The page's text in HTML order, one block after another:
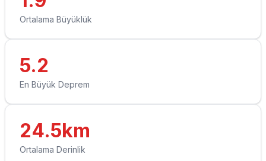
Ortalama Büyüklük
5.2
En Büyük Deprem
24.5km
Ortalama Derinlik